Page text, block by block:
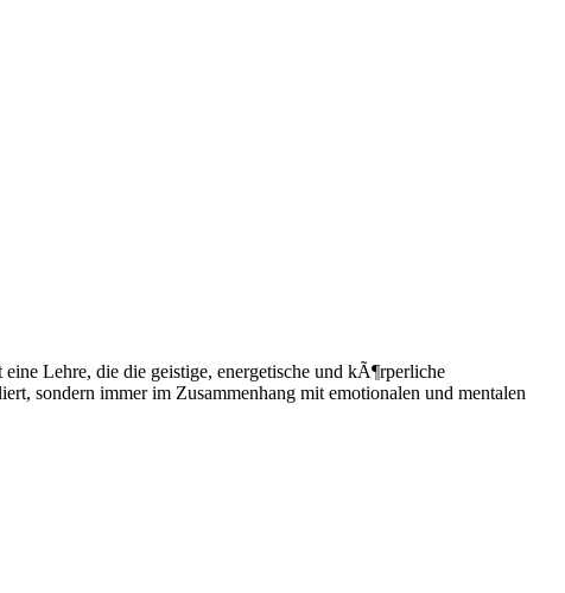
Lehre, die die geistige, energetische und kÃ¶rperliche
sondern immer im Zusammenhang mit emotionalen und mentalen